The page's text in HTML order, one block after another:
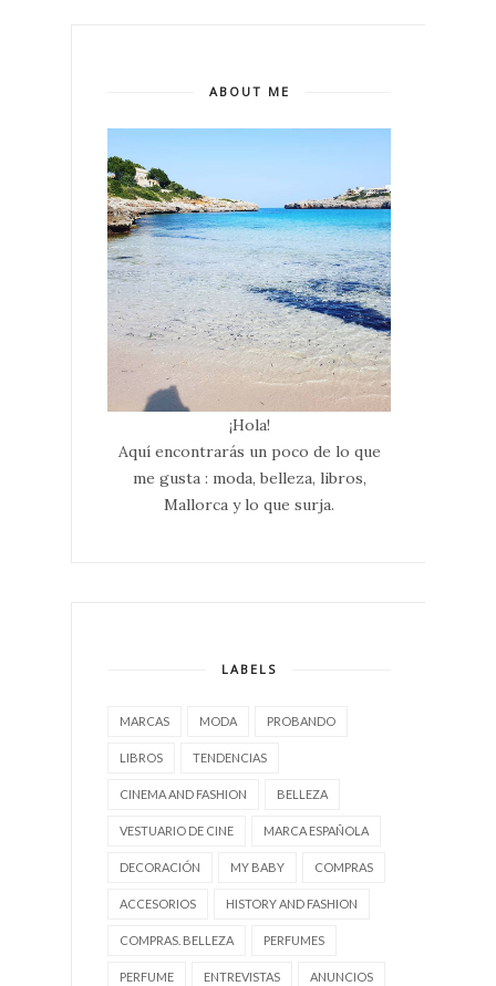
ABOUT ME
¡Hola!
Aquí encontrarás un poco de lo que
me gusta : moda, belleza, libros,
Mallorca y lo que surja.
LABELS
MARCAS MODA PROBANDO
LIBROS TENDENCIAS
CINEMA AND FASHION BELLEZA
VESTUARIO DE CINE MARCA ESPAÑOLA
DECORACIÓN MY BABY COMPRAS
ACCESORIOS HISTORY AND FASHION
COMPRAS. BELLEZA PERFUMES
PERFUME ENTREVISTAS ANUNCIOS